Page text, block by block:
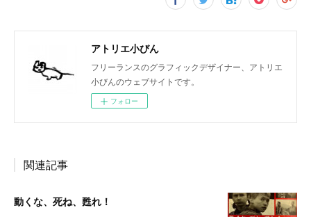
アトリエ小びん
フリーランスのグラフィックデザイナー、アトリエ
小びんのウェブサイトです。
フォロー
関連記事
動くな、死ね、甦れ！